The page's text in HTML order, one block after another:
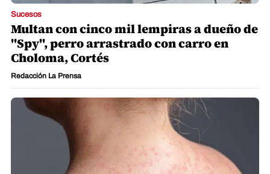
Sucesos
Multan con cinco mil lempiras a dueño de
"Spy", perro arrastrado con carro en
Choloma, Cortés
Redacción La Prensa